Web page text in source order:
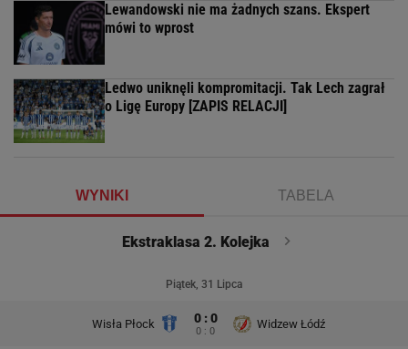
Lewandowski nie ma żadnych szans. Ekspert
mówi to wprost
Ledwo uniknęli kompromitacji. Tak Lech zagrał
o Ligę Europy [ZAPIS RELACJI]
WYNIKI TABELA
Ekstraklasa 2. Kolejka
Piątek, 31 Lipca
Wisła Płock 0 : 0
0 : 0
Widzew Łódź